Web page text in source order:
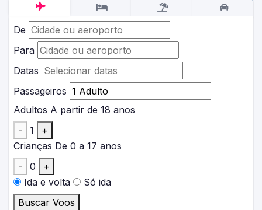
De
Para
Datas
Passageiros
Adultos A partir de 18 anos
-
1
+
Crianças De 0 a 17 anos
-
0
+
Ida e volta
Só ida
Buscar Voos